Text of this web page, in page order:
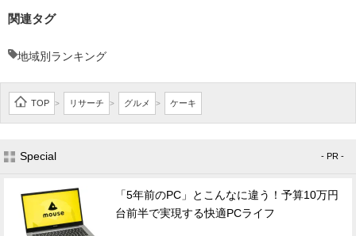
関連タグ
地域別ランキング
TOP > リサーチ > グルメ > ケーキ
Special - PR -
「5年前のPC」とこんなに違う！予算10万円
台前半で実現する快適PCライフ